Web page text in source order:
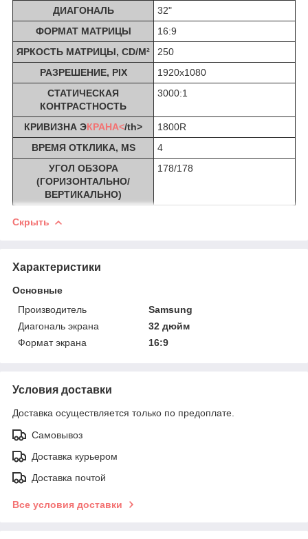
ДИАГОНАЛЬ
32"
ФОРМАТ МАТРИЦЫ
16:9
ЯРКОСТЬ МАТРИЦЫ, CD/M²
250
РАЗРЕШЕНИЕ, PIX
1920x1080
СТАТИЧЕСКАЯ
КОНТРАСТНОСТЬ
3000:1
КРИВИЗНА ЭКРАНА</th>
1800R
ВРЕМЯ ОТКЛИКА, MS
4
УГОЛ ОБЗОРА
(ГОРИЗОНТАЛЬНО/
ВЕРТИКАЛЬНО)
178/178
Скрыть
Характеристики
Основные
Производитель
Samsung
Диагональ экрана
32 дюйм
Формат экрана
16:9
Условия доставки
Доставка осуществляется только по предоплате.
Самовывоз
Доставка курьером
Доставка почтой
Все условия доставки